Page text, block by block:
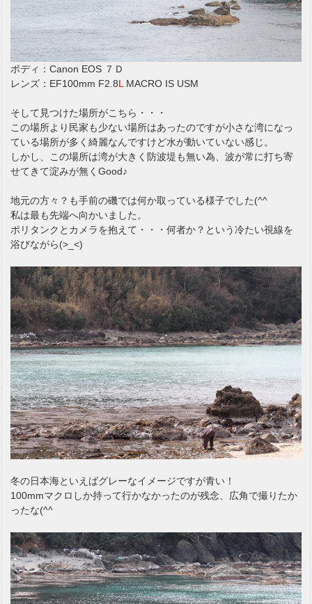
ボディ：Canon EOS ７Ｄ
レンズ：EF100mm F2.8L MACRO IS USM
そして見つけた場所がこちら・・・
この場所より民家も少ない場所はあったのですが小さな湾になっ
ている場所が多く綺麗なんですけど水が動いていない感じ。
しかし、この場所は湾が大きく防波堤も無い為、波が常に打ち寄
せてきて淀みが無くGood♪
地元の方々？も手前の磯では何か取っている様子でした(^^ゞ
私は最も先端へ向かいました。
ポリタンクとカメラを抱えて・・・何者か？という冷たい視線を
浴びながら(>_<)
冬の日本海といえばグレーなイメージですが青い！
100mmマクロしか持って行かなかったのが残念、広角で撮りたか
ったな(^^ゞ